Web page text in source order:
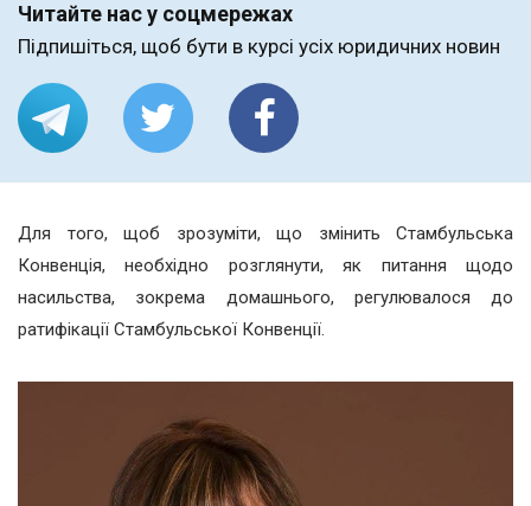
Читайте нас у соцмережах
Підпишіться, щоб бути в курсі усіх юридичних новин
Для того, щоб зрозуміти, що змінить Стамбульська
Конвенція, необхідно розглянути, як питання щодо
насильства, зокрема домашнього, регулювалося до
ратифікації Стамбульської Конвенції.